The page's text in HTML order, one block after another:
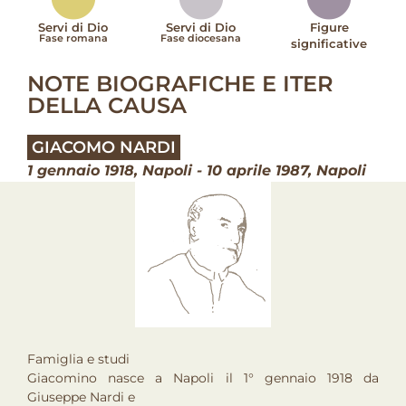
Servi di Dio
Fase romana
Servi di Dio
Fase diocesana
Figure
significative
NOTE BIOGRAFICHE E ITER
DELLA CAUSA
GIACOMO NARDI
1 gennaio 1918, Napoli - 10 aprile 1987, Napoli
Famiglia e studi
Giacomino nasce a Napoli il 1° gennaio 1918 da
Giuseppe Nardi e